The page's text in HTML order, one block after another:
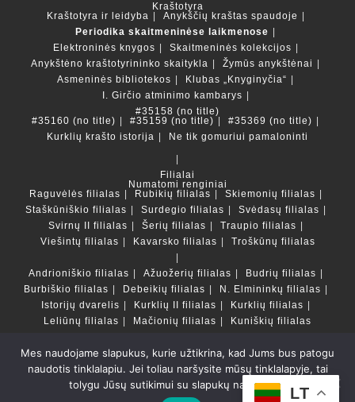
Kraštotyra
Kraštotyra ir leidyba
Anykščių kraštas spaudoje
Periodika skaitmeninėse laikmenose
Elektroninės knygos
Skaitmeninės kolekcijos
Anykštėno kraštotyrininko skaitykla
Žymūs anykštėnai
Asmeninės bibliotekos
Klubas „Knyginyčia“
I. Girčio atminimo kambarys
#35158 (no title)
#35160 (no title)
#35159 (no title)
#35369 (no title)
Kurklių krašto istorija
Ne tik gomuriui pamaloninti
Filialai
Numatomi renginiai
Raguvėlės filialas
Rubikių filialas
Skiemonių filialas
Staškūniškio filialas
Surdegio filialas
Svėdasų filialas
Svirnų II filialas
Šerių filialas
Traupio filialas
Viešintų filialas
Kavarsko filialas Troškūnų filialas
Andrioniškio filialas Ažuožerių filialas
Budrių filialas
Burbiškio filialas
Debeikių filialas
N. Elmininkų filialas
Istorijų dvarelis
Kurklių II filialas
Kurklių filialas
Leliūnų filialas
Mačionių filialas Kuniškių filialas
Duomenų bazės ir katalogai
LT
Copyright © Anykščių rajono savivaldybės Liudvikos ir
LT
Mes naudojame slapukus, kurie užtikrina, kad Jums bus patogu
naudotis tinklalapiu. Jei toliau naršysite mūsų tinklalapyje, tai
tolygu Jūsų sutikimui su slapukų naudojimu.